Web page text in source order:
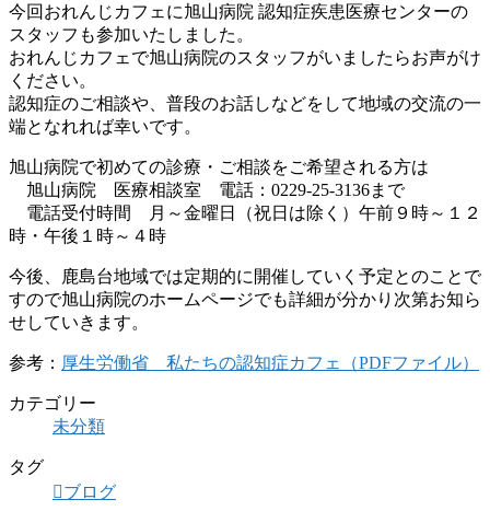
今回おれんじカフェに旭山病院 認知症疾患医療センターの
スタッフも参加いたしました。
おれんじカフェで旭山病院のスタッフがいましたらお声がけ
ください。
認知症のご相談や、普段のお話しなどをして地域の交流の一
端となれれば幸いです。
旭山病院で初めての診療・ご相談をご希望される方は
旭山病院 医療相談室 電話：0229-25-3136まで
電話受付時間 月～金曜日（祝日は除く）午前９時～１２
時・午後１時～４時
今後、鹿島台地域では定期的に開催していく予定とのことで
すので旭山病院のホームページでも詳細が分かり次第お知ら
せしていきます。
参考： 厚生労働省 私たちの認知症カフェ（PDFファイル）
カテゴリー
未分類
タグ
ブログ